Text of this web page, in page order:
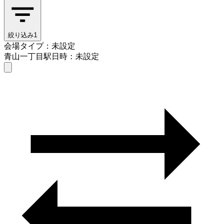
絞り込み1
会場タイプ：未設定
青山一丁目駅日時：未設定